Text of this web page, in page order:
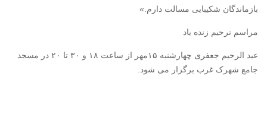
بازماندگان شکیبایی مسالت دارم.»
مراسم ترحیم زنده یاد
عبد الرحیم جعفری چهارشنبه ۱۵مهر از ساعت ۱۸ و ۳۰ تا ۲۰ در مسجد
جامع شهرک غرب برگزار می شود.